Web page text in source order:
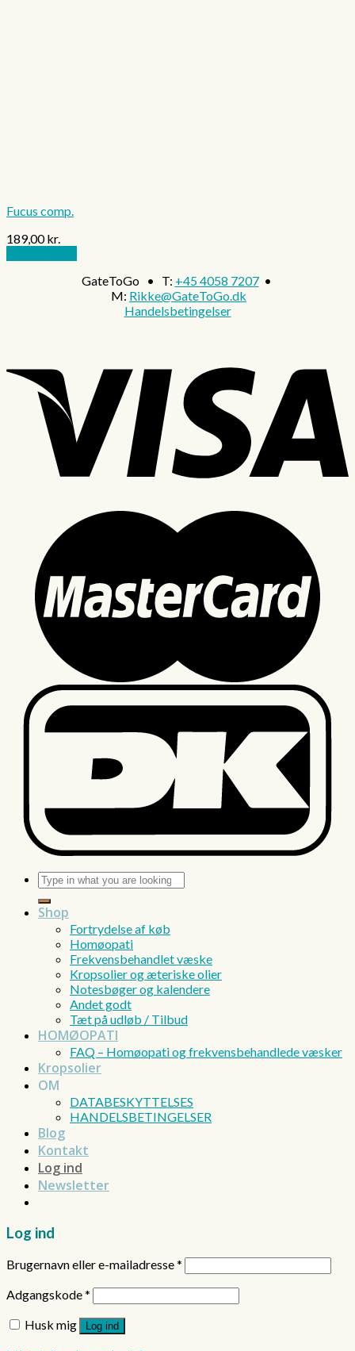
Fucus comp.
189,00kr.
GateToGo • T: +45 4058 7207•
M: Rikke@GateToGo.dk
Handelsbetingelser
Søg
efter:
Shop
Fortrydelse af køb
Homøopati
Frekvensbehandlet væske
Kropsolier og æteriske olier
Notesbøger og kalendere
Andet godt
Tæt på udløb / Tilbud
HOMØOPATI
FAQ – Homøopati og frekvensbehandlede væsker
Kropsolier
OM
DATABESKYTTELSES
HANDELSBETINGELSER
Blog
Kontakt
Log ind
Newsletter
Log ind
Brugernavn eller e-mailadresse*
Adgangskode*
Husk mig
Log ind